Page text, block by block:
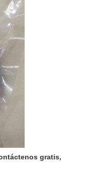
gratis,